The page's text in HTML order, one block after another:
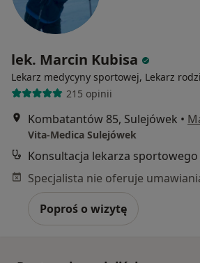
lek. Marcin Kubisa
Lekarz medycyny sportowej, Lekarz
215 opinii
Kombatantów 85, Sulejówek •
Vita-Medica Sulejówek
Konsultacja lekarza sportowego
Poproś o wizytę